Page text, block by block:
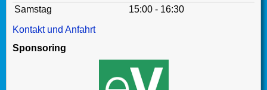
Samstag
15:00 - 16:30
Kontakt und Anfahrt
Sponsoring